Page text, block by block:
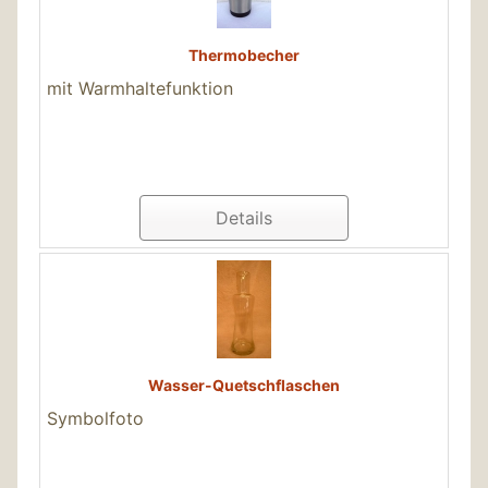
Thermobecher
mit Warmhaltefunktion
Details
Wasser-Quetschflaschen
Symbolfoto